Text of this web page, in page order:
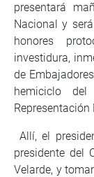
presentará
Nacional y
honores
investidura,
de
hemiciclo
Allí, el
presidente del
Velarde, y